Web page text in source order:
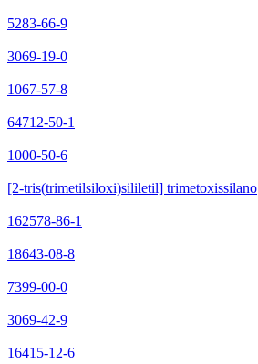
5283-66-9
3069-19-0
1067-57-8
64712-50-1
1000-50-6
[2-tris(trimetilsiloxi)sililetil] trimetoxissilano
162578-86-1
18643-08-8
7399-00-0
3069-42-9
16415-12-6